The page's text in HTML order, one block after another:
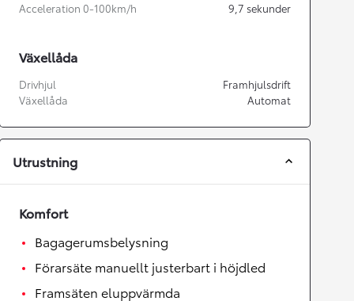
Acceleration 0-100km/h
9,7 sekunder
Växellåda
Drivhjul
Framhjulsdrift
Växellåda
Automat
Utrustning
Komfort
Bagagerumsbelysning
Förarsäte manuellt justerbart i höjdled
Framsäten eluppvärmda